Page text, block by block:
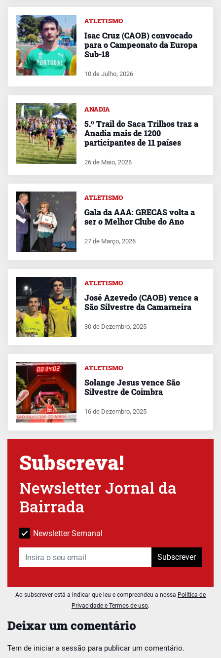
Deixar um comentário
Tem de iniciar a sessão para publicar um comentário.
ATLETISMO
Isac Cruz (CAOB) convocado
para o Campeonato da Europa
Sub-18
10 de Julho, 2026
ANADIA
5.º Trail do Saca Trilhos traz a
Anadia mais de 1200
participantes de 11 países
26 de Maio, 2026
ATLETISMO
Gala da AAA: GRECAS volta a
ser o Melhor Clube do Ano
27 de Março, 2026
ATLETISMO
José Azevedo (CAOB) vence a
São Silvestre da Camarneira
30 de Dezembro, 2025
ATLETISMO
Solange Jesus vence São
Silvestre de Coimbra
16 de Dezembro, 2025
Subscreva!
Newsletter Jornal da
Bairrada
Newsletter Semanal
Subscrever
Ao subscrever está a indicar que leu e compreendeu a nossa Política de
Privacidade e Termos de uso.